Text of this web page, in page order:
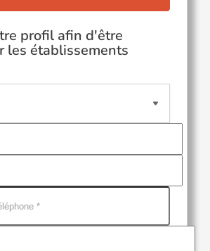
profil afin d'être
les établissements